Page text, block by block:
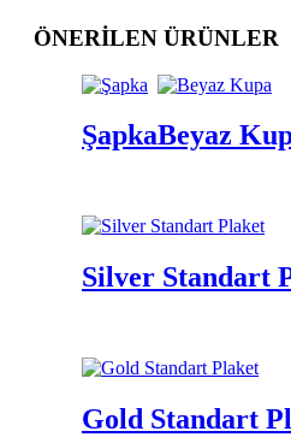
ÖNERİLEN ÜRÜNLER
ŞapkaBeyaz
Silver Standart
Gold Standart